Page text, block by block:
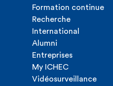
Formation continue
Recherche
International
Alumni
Entreprises
My ICHEC
Vidéosurveillance